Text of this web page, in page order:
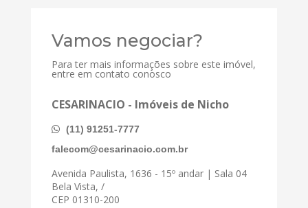
Vamos negociar?
Para ter mais informações sobre este imóvel,
entre em contato conosco
CESARINACIO - Imóveis de Nicho
(11) 91251-7777
falecom@cesarinacio.com.br
Avenida Paulista, 1636 - 15º andar | Sala 04
Bela Vista, /
CEP 01310-200